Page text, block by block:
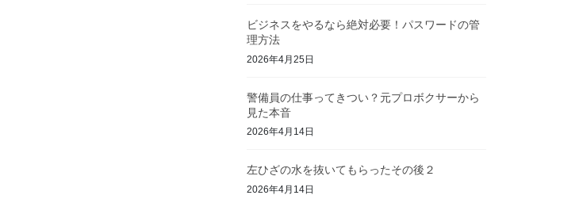
ビジネスをやるなら絶対必要！パスワードの管
理方法
2026年4月25日
警備員の仕事ってきつい？元プロボクサーから
見た本音
2026年4月14日
左ひざの水を抜いてもらったその後２
2026年4月14日